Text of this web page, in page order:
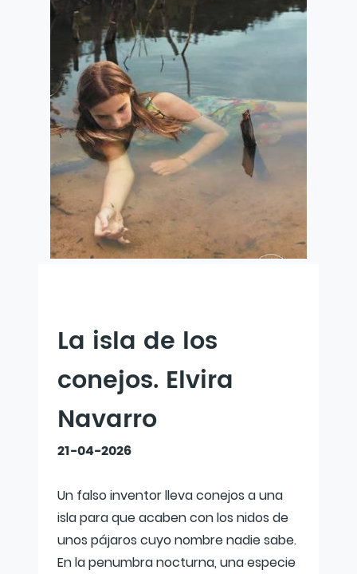
La isla de los
conejos. Elvira
Navarro
21-04-2026
Un falso inventor lleva conejos a una
isla para que acaben con los nidos de
unos pájaros cuyo nombre nadie sabe.
En la penumbra nocturna, una especie